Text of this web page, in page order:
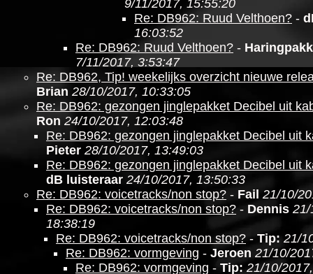
9/11/2017, 15:55:20
Re: DB962: Ruud Velthoen? -
16:03:52
Re: DB962: Ruud Velthoen? -
7/11/2017, 3:53:47
Re: DB962, Tip! weekelijks overzicht nieuwe
Brian 28/10/2017, 10:33:05
Re: DB962: gezongen jinglepakket Decibel uit
Ron 24/10/2017, 12:03:48
Re: DB962: gezongen jinglepakket Decibel uit
Pieter 28/10/2017, 13:49:03
Re: DB962: gezongen jinglepakket Decibel uit
dB luisteraar 24/10/2017, 13:50:33
Re: DB962: voicetracks/non stop? - Fail 21/10/
Re: DB962: voicetracks/non stop? - Dennis 21/
18:38:19
Re: DB962: voicetracks/non stop? - Tip: 21/
Re: DB962: vormgeving - Jeroen 21/10/
Re: DB962: vormgeving - Tip: 21/10/